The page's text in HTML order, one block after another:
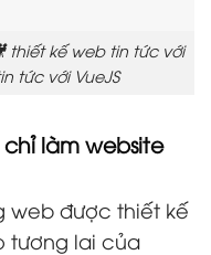
thiết kế web tin tức với
tức với VueJS
làm website
web được thiết kế
tương lai của